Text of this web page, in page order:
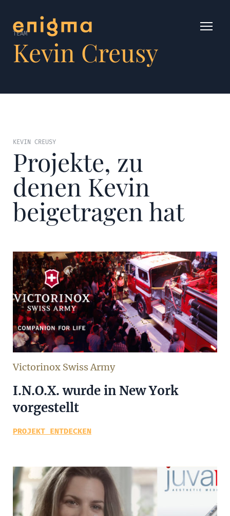
TEAM
Kevin Creusy
KEVIN CREUSY
Projekte, zu
denen Kevin
beigetragen hat
Victorinox Swiss Army
I.N.O.X. wurde in New York
vorgestellt
PROJEKT ENTDECKEN